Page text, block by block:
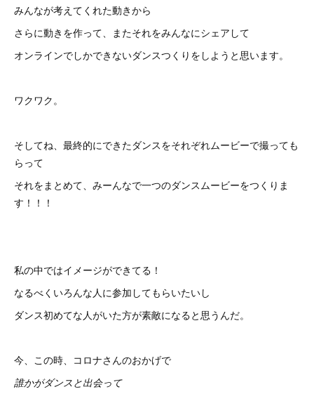
みんなが考えてくれた動きから
さらに動きを作って、またそれをみんなにシェアして
オンラインでしかできないダンスつくりをしようと思います。
ワクワク。
そしてね、最終的にできたダンスをそれぞれムービーで撮っても
らって
それをまとめて、みーんなで一つのダンスムービーをつくりま
す！！！
私の中ではイメージができてる！
なるべくいろんな人に参加してもらいたいし
ダンス初めてな人がいた方が素敵になると思うんだ。
今、この時、コロナさんのおかげで
誰かがダンスと出会って